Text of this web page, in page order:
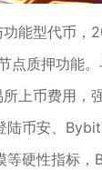
能型代币
点质押功能
上币费用，
币安、
硬性指标